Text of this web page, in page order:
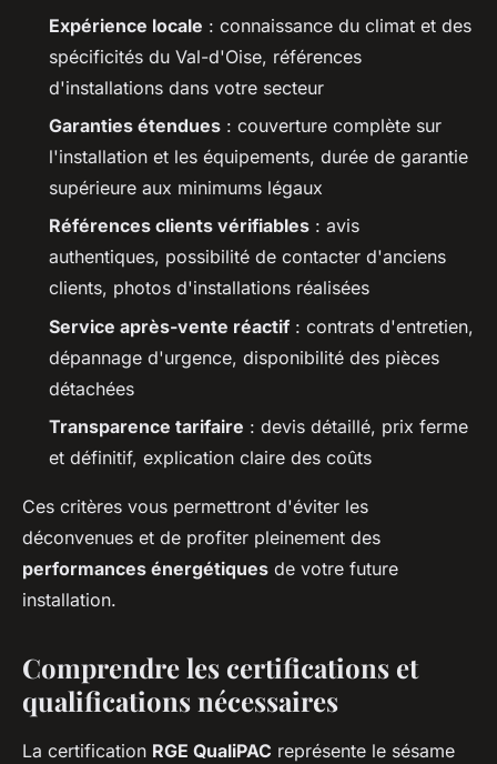
Expérience locale : connaissance du climat et des
spécificités du Val-d'Oise, références
d'installations dans votre secteur
Garanties étendues : couverture complète sur
l'installation et les équipements, durée de garantie
supérieure aux minimums légaux
Références clients vérifiables : avis
authentiques, possibilité de contacter d'anciens
clients, photos d'installations réalisées
Service après-vente réactif : contrats d'entretien,
dépannage d'urgence, disponibilité des pièces
détachées
Transparence tarifaire : devis détaillé, prix ferme
et définitif, explication claire des coûts
Ces critères vous permettront d'éviter les
déconvenues et de profiter pleinement des
performances énergétiques de votre future
installation.
Comprendre les certifications et
qualifications nécessaires
La certification RGE QualiPAC représente le sésame